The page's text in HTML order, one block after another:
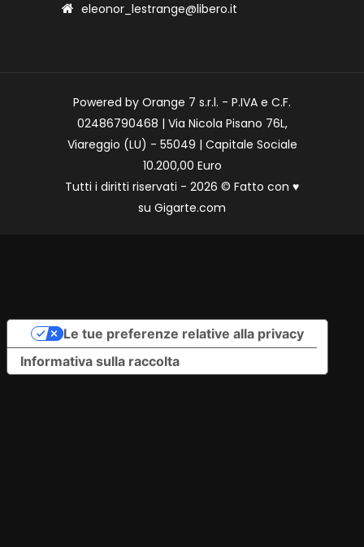
eleonor_lestrange@libero.it
Powered by Orange 7 s.r.l. - P.IVA e C.F.
02486790468 | Via Nicola Pisano 76L,
Viareggio (LU) - 55049 | Capitale Sociale
10.200,00 Euro
Tutti i diritti riservati - 2026 © Fatto con ♥
su Gigarte.com
Informativa sulla raccolta
Le tue preferenze relative alla privacy